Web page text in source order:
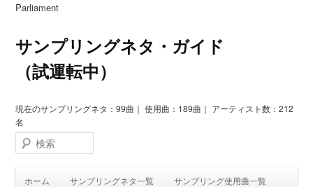
Parliament
サンプリングネタ・ガイド
（試運転中）
現在のサンプリングネタ：99曲｜ 使用曲：189曲｜ アーティスト数：212
名
検索
ホーム サンプリングネタ一覧 サンプリング使用曲一覧